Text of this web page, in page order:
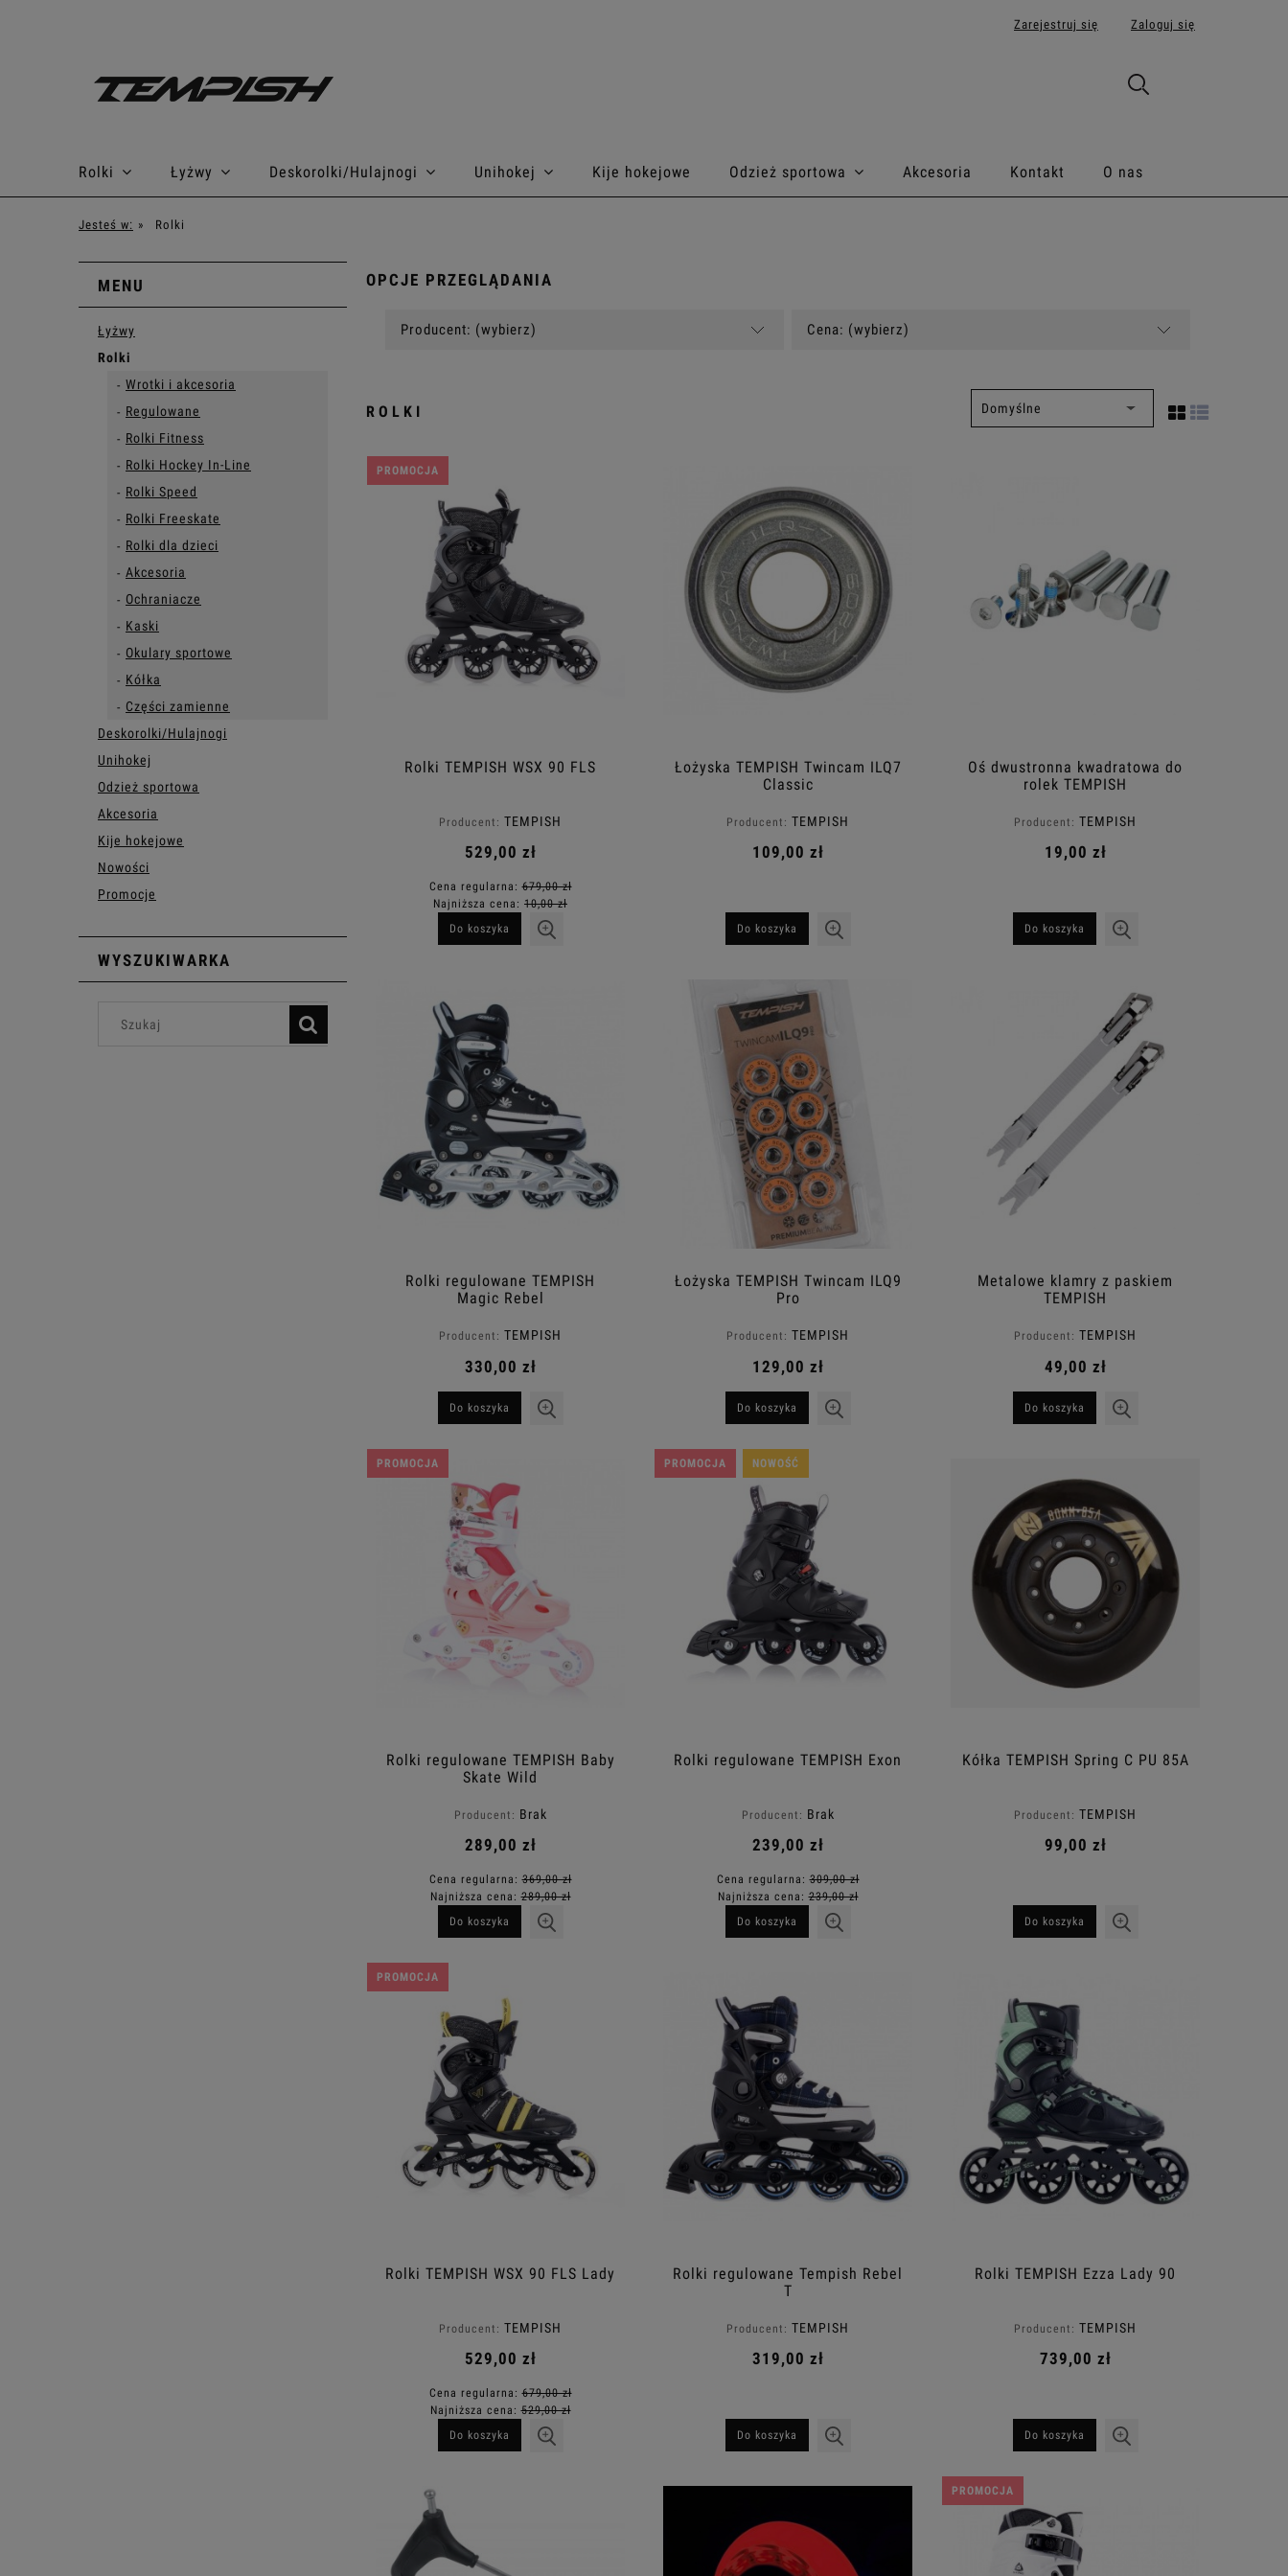
Zarejestruj się Zaloguj się
Rolki Łyżwy Deskorolki/Hulajnogi Unihokej Kije hokejowe Odzież sportowa Akcesoria Kontakt O nas
Jesteś w: » Rolki
MENU
Łyżwy
Rolki
Wrotki i akcesoria
Regulowane
Rolki Fitness
Rolki Hockey In-Line
Rolki Speed
Rolki Freeskate
Rolki dla dzieci
Akcesoria
Ochraniacze
Kaski
Okulary sportowe
Kółka
Części zamienne
Deskorolki/Hulajnogi
Unihokej
Odzież sportowa
Akcesoria
Kije hokejowe
Nowości
Promocje
WYSZUKIWARKA
OPCJE PRZEGLĄDANIA
Producent: (wybierz) Cena: (wybierz)
ROLKI
Rolki TEMPISH WSX 90 FLS
Producent: TEMPISH
529,00 zł
Cena regularna:679,00 zł
Najniższa cena: 10,00 zł
Do koszyka
PROMOCJA
Łożyska TEMPISH Twincam ILQ7
Classic
Producent: TEMPISH
109,00 zł
Do koszyka
Oś dwustronna kwadratowa do
rolek TEMPISH
Producent: TEMPISH
19,00 zł
Do koszyka
Rolki regulowane TEMPISH
Magic Rebel
Producent: TEMPISH
330,00 zł
Do koszyka
Łożyska TEMPISH Twincam ILQ9
Pro
Producent: TEMPISH
129,00 zł
Do koszyka
Metalowe klamry z paskiem
TEMPISH
Producent: TEMPISH
49,00 zł
Do koszyka
Rolki regulowane TEMPISH Baby
Skate Wild
Producent: Brak
289,00 zł
Cena regularna:369,00 zł
Najniższa cena:289,00 zł
Do koszyka
PROMOCJA
Rolki regulowane TEMPISH Exon
Producent: Brak
239,00 zł
Cena regularna:309,00 zł
Najniższa cena:239,00 zł
Do koszyka
PROMOCJA NOWOŚĆ
Kółka TEMPISH Spring C PU 85A
Producent: TEMPISH
99,00 zł
Do koszyka
Rolki TEMPISH WSX 90 FLS Lady
Producent: TEMPISH
529,00 zł
Cena regularna:679,00 zł
Najniższa cena:529,00 zł
Do koszyka
PROMOCJA
Rolki regulowane Tempish Rebel
T
Producent: TEMPISH
319,00 zł
Do koszyka
Rolki TEMPISH Ezza Lady 90
Producent: TEMPISH
739,00 zł
Do koszyka
PROMOCJA